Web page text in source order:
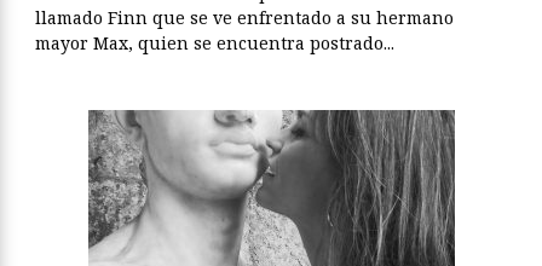
llamado Finn que se ve enfrentado a su hermano
mayor Max, quien se encuentra postrado...